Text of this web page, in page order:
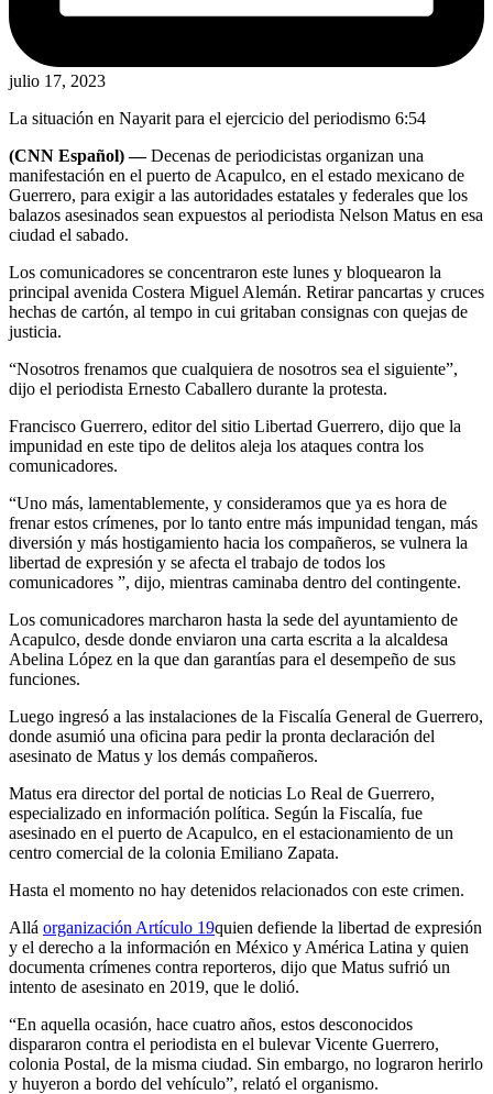
julio 17, 2023
La situación en Nayarit para el ejercicio del periodismo 6:54
(CNN Español) —Decenas de periodicistas organizan una
manifestación en el puerto de Acapulco, en el estado mexicano de
Guerrero, para exigir a las autoridades estatales y federales que los
balazos asesinados sean expuestos al periodista Nelson Matus en esa
ciudad el sabado.
Los comunicadores se concentraron este lunes y bloquearon la
principal avenida Costera Miguel Alemán. Retirar pancartas y cruces
hechas de cartón, al tempo in cui gritaban consignas con quejas de
justicia.
“Nosotros frenamos que cualquiera de nosotros sea el siguiente”,
dijo el periodista Ernesto Caballero durante la protesta.
Francisco Guerrero, editor del sitio Libertad Guerrero, dijo que la
impunidad en este tipo de delitos aleja los ataques contra los
comunicadores.
“Uno más, lamentablemente, y consideramos que ya es hora de
frenar estos crímenes, por lo tanto entre más impunidad tengan, más
diversión y más hostigamiento hacia los compañeros, se vulnera la
libertad de expresión y se afecta el trabajo de todos los
comunicadores ”, dijo, mientras caminaba dentro del contingente.
Los comunicadores marcharon hasta la sede del ayuntamiento de
Acapulco, desde donde enviaron una carta escrita a la alcaldesa
Abelina López en la que dan garantías para el desempeño de sus
funciones.
Luego ingresó a las instalaciones de la Fiscalía General de Guerrero,
donde asumió una oficina para pedir la pronta declaración del
asesinato de Matus y los demás compañeros.
Matus era director del portal de noticias Lo Real de Guerrero,
especializado en información política. Según la Fiscalía, fue
asesinado en el puerto de Acapulco, en el estacionamiento de un
centro comercial de la colonia Emiliano Zapata.
Hasta el momento no hay detenidos relacionados con este crimen.
Allá organización Artículo 19quien defiende la libertad de expresión
y el derecho a la información en México y América Latina y quien
documenta crímenes contra reporteros, dijo que Matus sufrió un
intento de asesinato en 2019, que le dolió.
“En aquella ocasión, hace cuatro años, estos desconocidos
dispararon contra el periodista en el bulevar Vicente Guerrero,
colonia Postal, de la misma ciudad. Sin embargo, no lograron herirlo
y huyeron a bordo del vehículo”, relató el organismo.